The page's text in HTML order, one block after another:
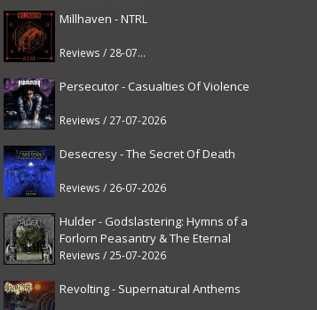
Millhaven - NTRL
Reviews / 28-07-2026
Persecutor - Casualties Of Violence
Reviews / 27-07-2026
Desecresy - The Secret Of Death
Reviews / 26-07-2026
Hulder - Godslastering: Hymns of a
Forlorn Peasantry & The Eternal
Fanfare [reissue]
Reviews / 25-07-2026
Revolting - Supernatural Anthems